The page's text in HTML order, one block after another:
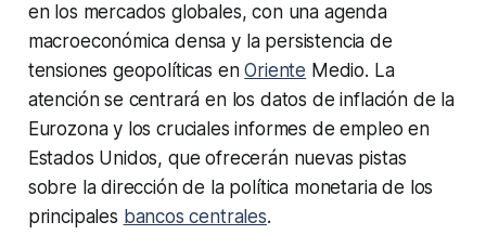
en los mercados globales, con una agenda
macroeconómica densa y la persistencia de
tensiones geopolíticas enOriente Medio. La
atención se centrará en los datos de inflación de la
Eurozona y los cruciales informes de empleo en
Estados Unidos, que ofrecerán nuevas pistas
sobre la dirección de la política monetaria de los
principales bancos centrales.